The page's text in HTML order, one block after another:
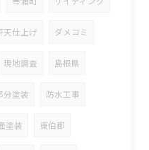
天仕上げ ダメコミ
現地調査 島根県
分塗装 防水工事
塗装 東伯郡